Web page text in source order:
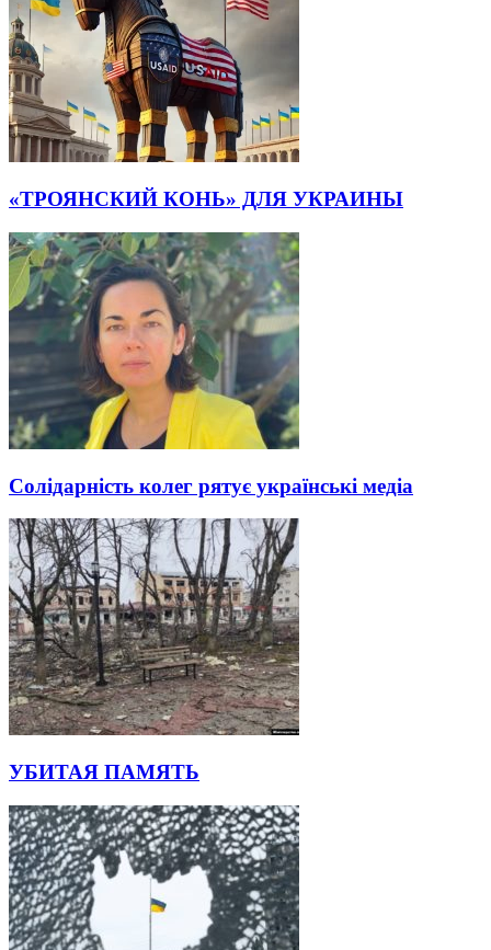
«ТРОЯНСКИЙ КОНЬ» ДЛЯ УКРАИНЫ
Солідарність колег рятує українські медіа
УБИТАЯ ПАМЯТЬ